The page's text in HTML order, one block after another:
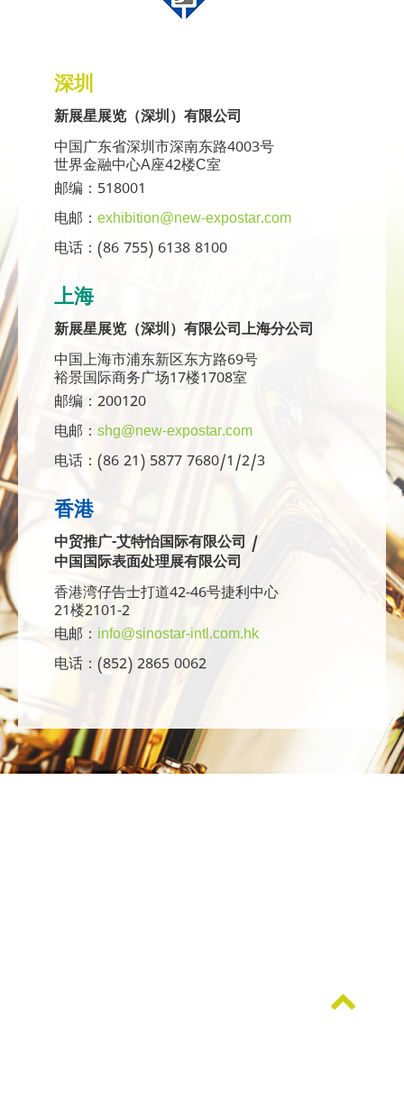
深圳
新展星展览（深圳）有限公司
中国广东省深圳市深南东路4003号
世界金融中心A座42楼C室
邮编：518001
电邮： exhibition@new-expostar.com
电话：(86 755) 6138 8100
上海
新展星展览（深圳）有限公司上海分公司
中国上海市浦东新区东方路69号
裕景国际商务广场17楼1708室
邮编：200120
电邮： shg@new-expostar.com
电话：(86 21) 5877 7680/1/2/3
香港
中贸推广-艾特怡国际有限公司 /
中国国际表面处理展有限公司
香港湾仔告士打道42-46号捷利中心
21楼2101-2
电邮： info@sinostar-intl.com.hk
电话：(852) 2865 0062